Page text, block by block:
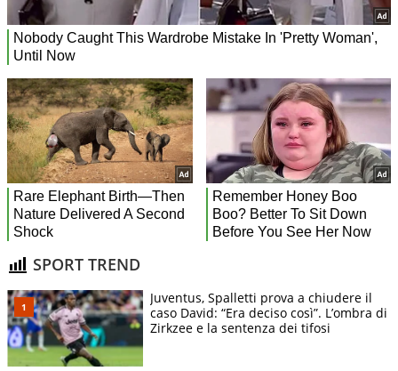
SPORT TREND
Juventus, Spalletti prova a chiudere il
caso David: “Era deciso così”. L’ombra di
Zirkzee e la sentenza dei tifosi